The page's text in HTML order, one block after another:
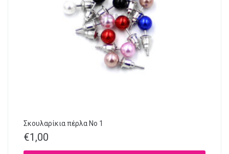
Σκουλαρίκια πέρλα No 1
€1,00